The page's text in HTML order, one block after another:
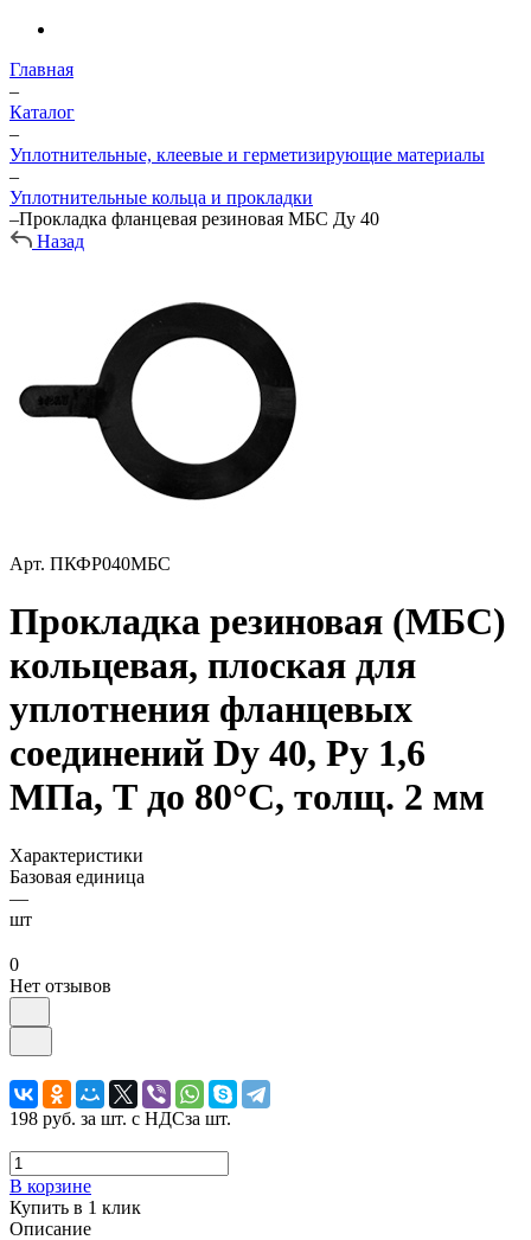
Главная
–
Каталог
–
Уплотнительные, клеевые и герметизирующие материалы
–
Уплотнительные кольца и прокладки
–Прокладка фланцевая резиновая МБС Ду 40
Назад
Арт. ПКФР040МБС
Прокладка резиновая (МБС)
кольцевая, плоская для
уплотнения фланцевых
соединений Dy 40, Ру 1,6
МПа, Т до 80°С, толщ. 2 мм
Характеристики
Базовая единица
—
шт
0
Нет отзывов
198 руб. за шт. с НДСза шт.
В корзине
Купить в 1 клик
Описание